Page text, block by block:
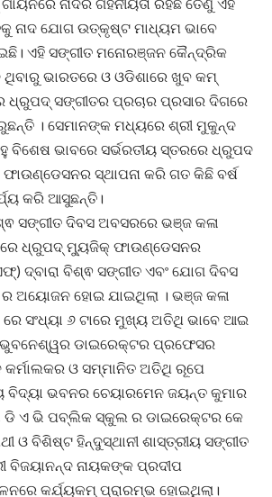
ନାଦ ଯୋଗ ଉତ୍କୃଷ୍ଟ ମାଧ୍ୟମ ଭାବେ
ଏହି ସଙ୍ଗୀତ ମନୋରଞ୍ଜନ କୈନ୍ଦ୍ରିକ
ଭାରତରେ ଓ ଓଡିଶାରେ ଖୁବ କମ୍
ଧ୍ରୁପଦ୍ ସଙ୍ଗୀତର ପ୍ରଚାର ପ୍ରସାର ଦିଗରେ
। ସେମାନଙ୍କ ମଧ୍ୟରେ ଶ୍ରୀ ମୁକୁନ୍ଦ
ବିଶେଷ ଭାବରେ ସର୍ଭରତୀୟ ସ୍ତରରେ ଧ୍ରୁପଦ
ସ୍ଥାପନା କରି ଗତ କିଛି ବର୍ଷ
କରି ଆସୁଛନ୍ତି।
ସଙ୍ଗୀତ ଦିବସ ଅବସରରେ ଭଞ୍ଜ କଳା
ଧ୍ରୁପଦ୍ ମ୍ୟୁଜିକ୍ ଫାଉଣ୍ଡେସନର
ଦ୍ବାରା ବିଶ୍ଵ ସଙ୍ଗୀତ ଏବଂ ଯୋଗ ଦିବସ
ଅୟୋଜନ ହୋଇ ଯାଇଥିଲା । ଭଞ୍ଜ କଳା
ସଂଧ୍ୟା ୬ ଟାରେ ମୁଖ୍ୟ ଅତିଥି ଭାବେ ଆଇ
ଡାଇରେକ୍ଟର ପ୍ରଫେସର
କର୍ମାଲକର ଓ ସମ୍ମାନିତ ଅତିଥି ରୂପେ
ବିଦ୍ୟା ଭବନର ଚେୟାରମେନ ଜୟନ୍ତ କୁମାର
ଡି ଏ ଭି ପବ୍ଲିକ ସ୍କୁଲ ର ଡାଇରେକ୍ଟର କେ
ଓ ବିଶିଷ୍ଟ ହିନ୍ଦୁସ୍ଥାନୀ ଶାସ୍ତ୍ରୀୟ ସଙ୍ଗୀତ
ବିଜୟାନନ୍ଦ ନାୟକଙ୍କ ପ୍ରଦୀପ
କର୍ଯ୍ୟକମ୍ ପ୍ରାରମ୍ଭ ହୋଇଥିଲା।